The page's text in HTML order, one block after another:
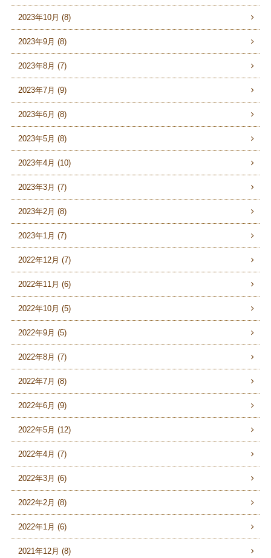
2023年10月 (8)
2023年9月 (8)
2023年8月 (7)
2023年7月 (9)
2023年6月 (8)
2023年5月 (8)
2023年4月 (10)
2023年3月 (7)
2023年2月 (8)
2023年1月 (7)
2022年12月 (7)
2022年11月 (6)
2022年10月 (5)
2022年9月 (5)
2022年8月 (7)
2022年7月 (8)
2022年6月 (9)
2022年5月 (12)
2022年4月 (7)
2022年3月 (6)
2022年2月 (8)
2022年1月 (6)
2021年12月 (8)